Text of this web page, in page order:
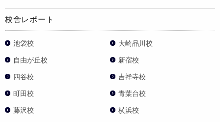
校舎レポート
池袋校 大崎品川校
自由が丘校 新宿校
四谷校 吉祥寺校
町田校 青葉台校
藤沢校 横浜校